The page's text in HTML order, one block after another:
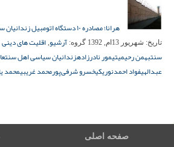
هرانا؛ مصادره ۱۰ دستگاه اتومبیل زندانیان سیاسی اهل سنت
تاریخ: شهریور 13ام, 1392 گروه: آرشیو, اقلیت های دینی
سنتبهمن رحیمیتیمور نادرزادهزندانیان سیاسی اهل سنت
عبدالهیفواد احمدنوریکیخسرو شرفی‌پورمحمد غریبیمحمد
صفحه اصلی